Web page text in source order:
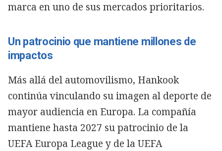
marca en uno de sus mercados prioritarios.
Un patrocinio que mantiene millones de
impactos
Más allá del automovilismo, Hankook
continúa vinculando su imagen al deporte de
mayor audiencia en Europa. La compañía
mantiene hasta 2027 su patrocinio de la
UEFA Europa League y de la UEFA